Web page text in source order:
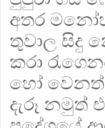
අතර
තුවාල සිදු
කරා
හෝ වෙනත්
දැරූ නමුත්